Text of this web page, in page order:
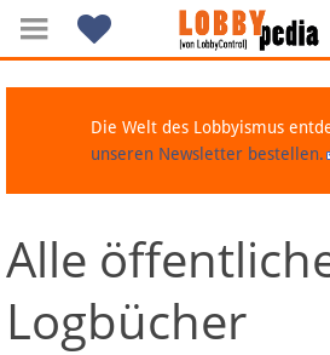
Navigation
Über Lobbypedia
Die Welt des Lobbyismus
unseren Newsletter bestellen.
Alle
Logbücher